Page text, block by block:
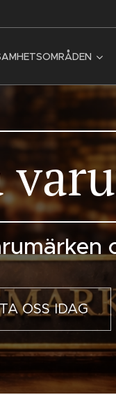
OSS IDAG